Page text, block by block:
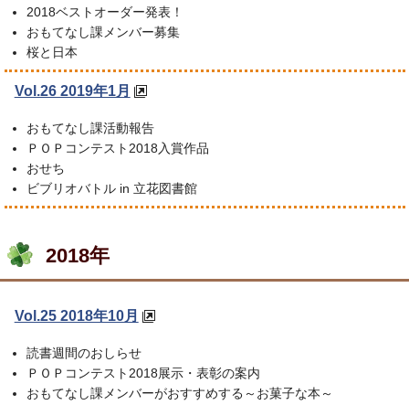
2018ベストオーダー発表！
おもてなし課メンバー募集
桜と日本
Vol.26 2019年1月
おもてなし課活動報告
ＰＯＰコンテスト2018入賞作品
おせち
ビブリオバトル in 立花図書館
2018年
Vol.25 2018年10月
読書週間のおしらせ
ＰＯＰコンテスト2018展示・表彰の案内
おもてなし課メンバーがおすすめする～お菓子な本～